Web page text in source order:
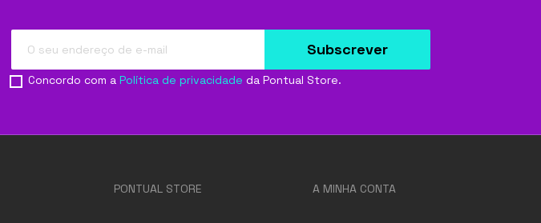
Subscrever
Concordo com a Política de privacidade da Pontual Store.
PONTUAL STORE A MINHA CONTA